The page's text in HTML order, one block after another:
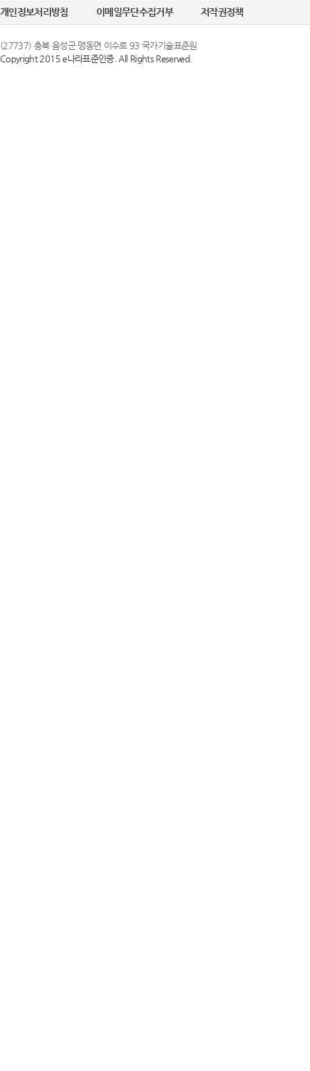
개인정보처리방침 이메일무단수집거부 저작권정책
(27737) 충북 음성군 맹동면 이수로 93 국가기술표준원
Copyright 2015 e나라표준인증. All Rights Reserved.